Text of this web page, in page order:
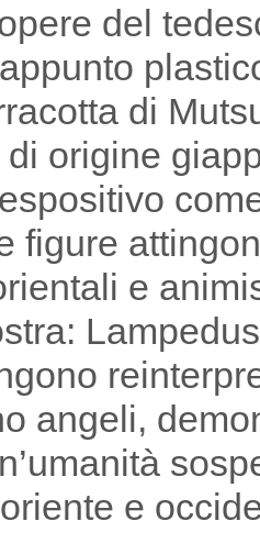
del
di
origine
figure
e
angeli,
e